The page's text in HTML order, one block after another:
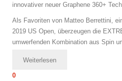
innovativer neuer Graphene 360+
Als Favoriten von Matteo Berrettini,
2019 US Open, überzeugen die
umwerfenden Kombination aus Spin
Weiterlesen
0